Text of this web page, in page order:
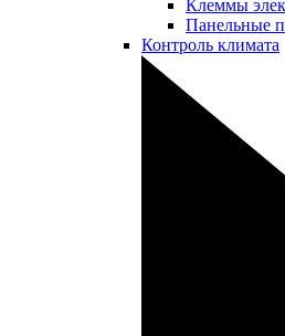
Клеммы
Панельные
Контроль климата